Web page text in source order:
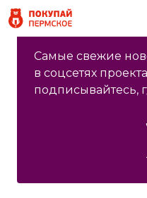
Cамые свежие
в соцсетях
подписывайтесь,